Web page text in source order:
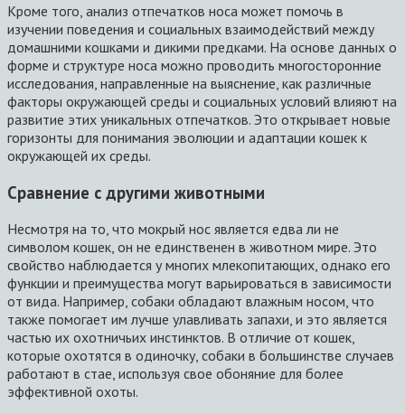
Кроме того, анализ отпечатков носа может помочь в
изучении поведения и социальных взаимодействий между
домашними кошками и дикими предками. На основе данных о
форме и структуре носа можно проводить многосторонние
исследования, направленные на выяснение, как различные
факторы окружающей среды и социальных условий влияют на
развитие этих уникальных отпечатков. Это открывает новые
горизонты для понимания эволюции и адаптации кошек к
окружающей их среды.
Сравнение с другими животными
Несмотря на то, что мокрый нос является едва ли не
символом кошек, он не единственен в животном мире. Это
свойство наблюдается у многих млекопитающих, однако его
функции и преимущества могут варьироваться в зависимости
от вида. Например, собаки обладают влажным носом, что
также помогает им лучше улавливать запахи, и это является
частью их охотничьих инстинктов. В отличие от кошек,
которые охотятся в одиночку, собаки в большинстве случаев
работают в стае, используя свое обоняние для более
эффективной охоты.